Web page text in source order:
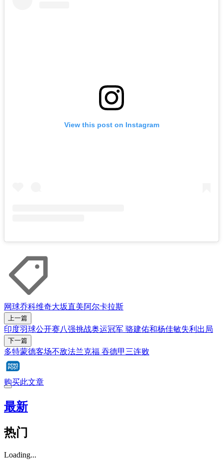
View this post on Instagram
网球乔科维奇大坂直美阿尔卡拉斯
上一篇
印度羽球公开赛八强挑战奥运冠军 骆建佑和杨佳敏失利出局
下一篇
多特蒙德客场不敌法兰克福 吞德甲三连败
购买此文章
最新
热门
Loading...